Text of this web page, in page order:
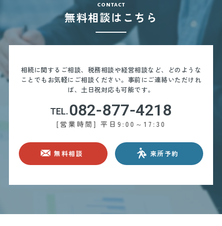
contact
無料相談はこちら
相続に関するご相談、税務相談や経営相談など、どのような
ことでもお気軽にご相談ください。 事前にご連絡いただけれ
ば、土日祝対応も可能です。
TEL.082-877-4218
[営業時間] 平日9:00～17:30
無料相談 来所予約